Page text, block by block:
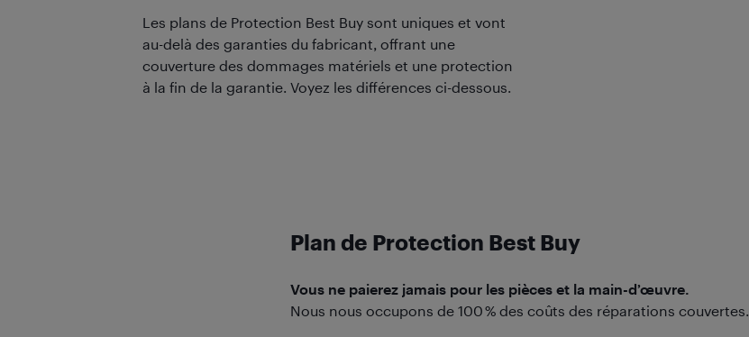
Les plans de Protection Best Buy sont uniques et vont
au-delà des garanties du fabricant, offrant une
couverture des dommages matériels et une protection
à la fin de la garantie. Voyez les différences ci-dessous.
Plan de Protection Best Buy
Vous ne paierez jamais pour les pièces et la main-d’œuvre.
Nous nous occupons de 100 % des coûts des réparations couvertes.